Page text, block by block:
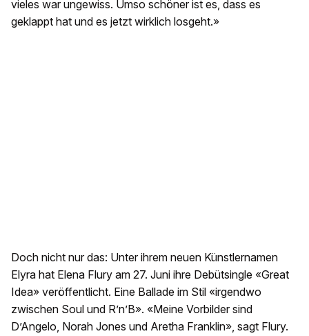
vieles war ungewiss. Umso schöner ist es, dass es
geklappt hat und es jetzt wirklich losgeht.»
Doch nicht nur das: Unter ihrem neuen Künstlernamen
Elyra hat Elena Flury am 27. Juni ihre Debütsingle «Great
Idea» veröffentlicht. Eine Ballade im Stil «irgendwo
zwischen Soul und R’n’B». «Meine Vorbilder sind
D’Angelo, Norah Jones und Aretha Franklin», sagt Flury.